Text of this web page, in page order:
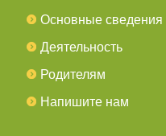
Основные сведения
Деятельность
Родителям
Напишите нам